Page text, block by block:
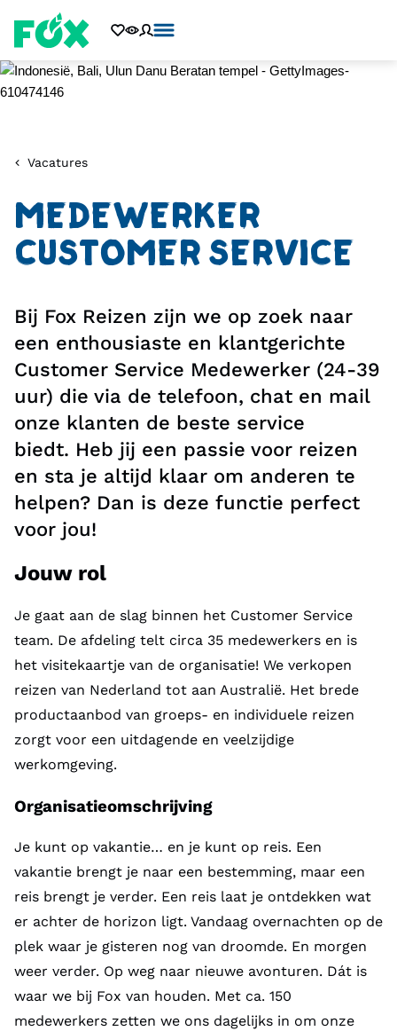
Vacatures
MEDEWERKER
CUSTOMER SERVICE
Bij Fox Reizen zijn we op zoek naar
een enthousiaste en klantgerichte
Customer Service Medewerker (24-39
uur) die via de telefoon, chat en mail
onze klanten de beste service
biedt. Heb jij een passie voor reizen
en sta je altijd klaar om anderen te
helpen? Dan is deze functie perfect
voor jou!
Jouw rol
Je gaat aan de slag binnen het Customer Service
team. De afdeling telt circa 35 medewerkers en is
het visitekaartje van de organisatie! We verkopen
reizen van Nederland tot aan Australië. Het brede
productaanbod van groeps- en individuele reizen
zorgt voor een uitdagende en veelzijdige
werkomgeving.
Organisatieomschrijving
Je kunt op vakantie… en je kunt op reis. Een
vakantie brengt je naar een bestemming, maar een
reis brengt je verder. Een reis laat je ontdekken wat
er achter de horizon ligt. Vandaag overnachten op de
plek waar je gisteren nog van droomde. En morgen
weer verder. Op weg naar nieuwe avonturen. Dát is
waar we bij Fox van houden. Met ca. 150
medewerkers zetten we ons dagelijks in om onze